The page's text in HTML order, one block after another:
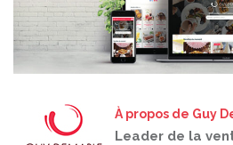
À propos de Guy
Leader de la